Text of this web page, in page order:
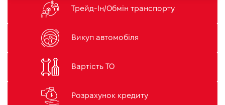
Трейд-Ін/Обмін транспорту
Викуп автомобіля
Вартість ТО
Розрахунок кредиту